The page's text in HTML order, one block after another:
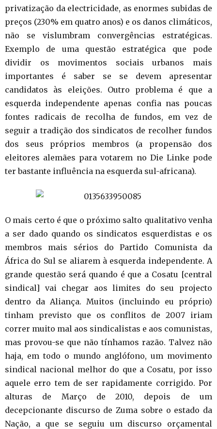
privatização da electricidade, as enormes subidas de
preços (230% em quatro anos) e os danos climáticos,
não se vislumbram convergências estratégicas.
Exemplo de uma questão estratégica que pode
dividir os movimentos sociais urbanos mais
importantes é saber se se devem apresentar
candidatos às eleições. Outro problema é que a
esquerda independente apenas confia nas poucas
fontes radicais de recolha de fundos, em vez de
seguir a tradição dos sindicatos de recolher fundos
dos seus próprios membros (a propensão dos
eleitores alemães para votarem no Die Linke pode
ter bastante influência na esquerda sul-africana).
O mais certo é que o próximo salto qualitativo venha
a ser dado quando os sindicatos esquerdistas e os
membros mais sérios do Partido Comunista da
África do Sul se aliarem à esquerda independente. A
grande questão será quando é que a Cosatu [central
sindical] vai chegar aos limites do seu projecto
dentro da Aliança. Muitos (incluindo eu próprio)
tinham previsto que os conflitos de 2007 iriam
correr muito mal aos sindicalistas e aos comunistas,
mas provou-se que não tínhamos razão. Talvez não
haja, em todo o mundo anglófono, um movimento
sindical nacional melhor do que a Cosatu, por isso
aquele erro tem de ser rapidamente corrigido. Por
alturas de Março de 2010, depois de um
decepcionante discurso de Zuma sobre o estado da
Nação, a que se seguiu um discurso orçamental